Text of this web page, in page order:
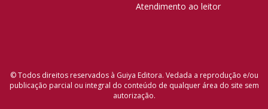
Atendimento ao leitor
© Todos direitos reservados à Guiya Editora. Vedada a reprodução e/ou
publicação parcial ou integral do conteúdo de qualquer área do site sem
autorização.